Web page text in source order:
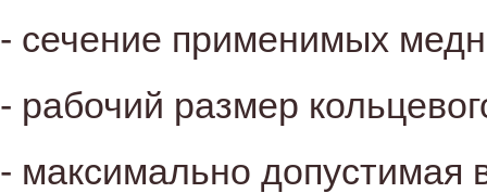
- сечение применимых
- рабочий размер
- максимально допустимая